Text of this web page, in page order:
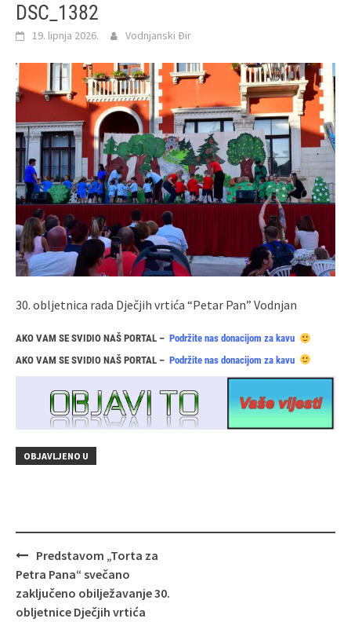
DSC_1382
19. lipnja 2026. Vodnjanski Đir
30. obljetnica rada Dječjih vrtića “Petar Pan” Vodnjan
AKO VAM SE SVIDIO NAŠ PORTAL – Podržite nas donacijom za kavu
AKO VAM SE SVIDIO NAŠ PORTAL – Podržite nas donacijom za kavu
OBJAVLJENO U
Navigacija
objava
Predstavom „Torta za
Petra Pana“ svečano
zaključeno obilježavanje 30.
obljetnice Dječjih vrtića